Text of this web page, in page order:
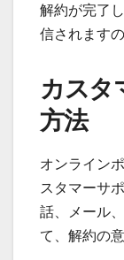
解約が完了
信されます
カスタ
方法
オンライン
スタマーサ
話、メール
て、解約の